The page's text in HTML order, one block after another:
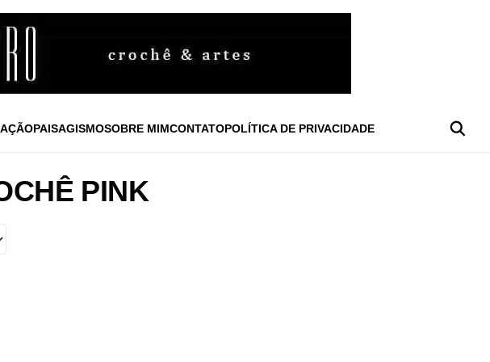
PAISAGISMOSOBRE MIMCONTATOPOLÍTICA DE PRIVACIDADE
PINK